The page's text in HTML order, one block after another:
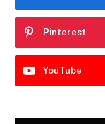
Pinterest
YouTube